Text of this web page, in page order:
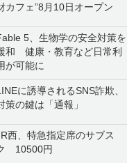
カフェ”8月10日オープン
5、生物学の安全対策を
和 健康・教育など日常利
が可能に
に誘導されるSNS詐欺、
策の鍵は「通報」
西、特急指定席のサブス
10500円